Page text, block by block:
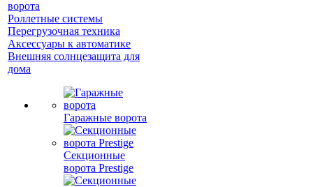
ворота
Роллетные системы
Перегрузочная техника
Аксессуары к автоматике
Внешняя солнцезащита для
дома
Гаражные ворота
Секционные
ворота Prestige